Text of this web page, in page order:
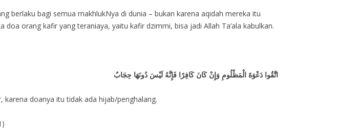
berlaku bagi semua makhlukNya di dunia – bukan karena aqidah mereka itu
orang kafir yang teraniaya, yaitu kafir dzimmi, bisa jadi Allah Ta’ala kabulkan.
اتَّقُوا دَعْوَةَ الْمَظْلُومِ وَإِنْ كَانَ كَافِرًا فَإِنَّهُ لَيْسَ دُونَهَا حِجَابٌ
doanya itu tidak ada hijab/penghalang.